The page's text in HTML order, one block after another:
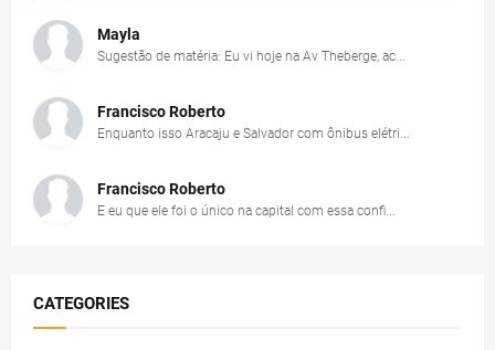
Mayla
Sugestão de matéria: Eu vi hoje na Av Theberge, ac...
Francisco Roberto
Enquanto isso Aracaju e Salvador com ônibus elétri...
Francisco Roberto
E eu que ele foi o único na capital com essa confi...
CATEGORIES